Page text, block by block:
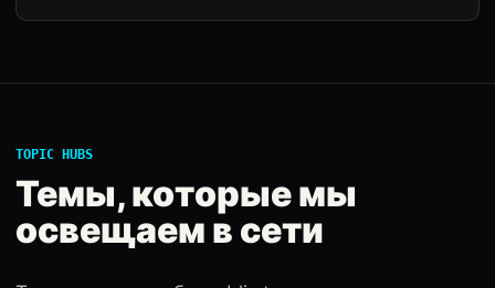
TOPIC HUBS
Темы, которые мы
освещаем в сети